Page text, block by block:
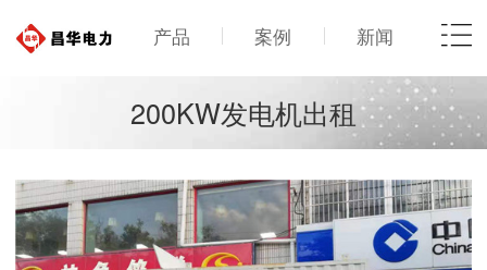
产品 案例 新闻
200KW发电机出租